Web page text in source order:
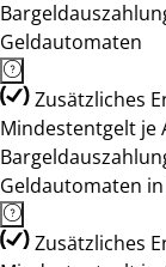
Geldautomaten
Zusätzliches
Mindestentgelt je
Geldautomaten
Zusätzliches